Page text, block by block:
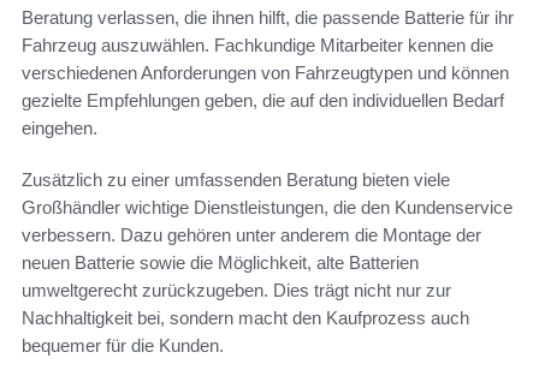
Beratung verlassen, die ihnen hilft, die passende Batterie für ihr
Fahrzeug auszuwählen. Fachkundige Mitarbeiter kennen die
verschiedenen Anforderungen von Fahrzeugtypen und können
gezielte Empfehlungen geben, die auf den individuellen Bedarf
eingehen.
Zusätzlich zu einer umfassenden Beratung bieten viele
Großhändler wichtige Dienstleistungen, die den Kundenservice
verbessern. Dazu gehören unter anderem die Montage der
neuen Batterie sowie die Möglichkeit, alte Batterien
umweltgerecht zurückzugeben. Dies trägt nicht nur zur
Nachhaltigkeit bei, sondern macht den Kaufprozess auch
bequemer für die Kunden.